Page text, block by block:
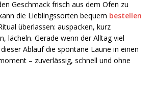
Geschmack frisch aus dem Ofen zu
die Lieblingssorten bequem bestellen
überlassen: auspacken, kurz
lächeln. Gerade wenn der Alltag viel
Ablauf die spontane Laune in einen
– zuverlässig, schnell und ohne